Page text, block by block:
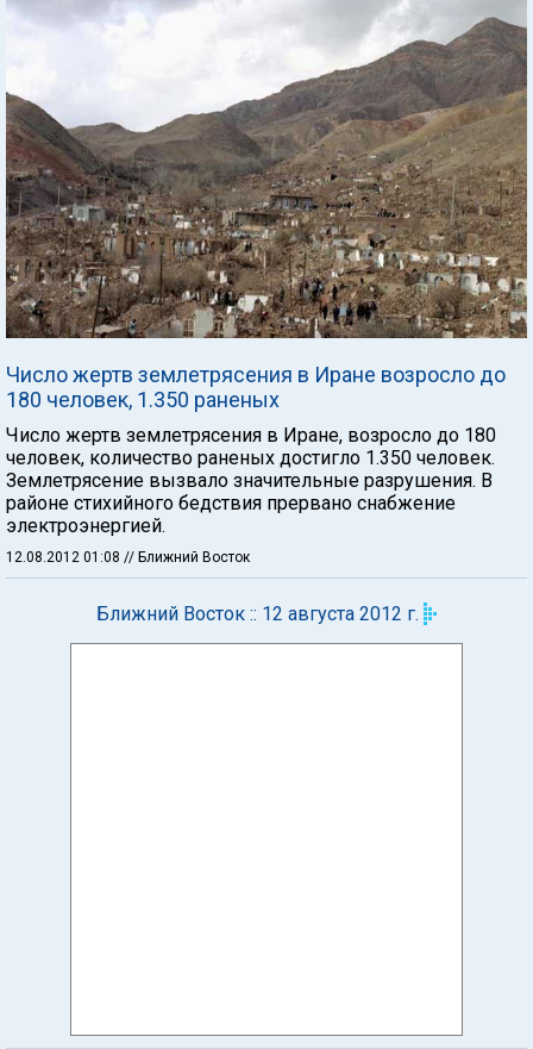
Число жертв землетрясения в Иране возросло до
180 человек, 1.350 раненых
Число жертв землетрясения в Иране, возросло до 180
человек, количество раненых достигло 1.350 человек.
Землетрясение вызвало значительные разрушения. В
районе стихийного бедствия прервано снабжение
электроэнергией.
12.08.2012 01:08 // Ближний Восток
Ближний Восток :: 12 августа 2012 г.